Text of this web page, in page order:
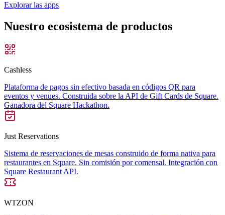
Explorar las apps
Nuestro ecosistema de productos
Cashless
Plataforma de pagos sin efectivo basada en códigos QR para
eventos y venues. Construida sobre la API de Gift Cards de Square.
Ganadora del Square Hackathon.
Just Reservations
Sistema de reservaciones de mesas construido de forma nativa para
restaurantes en Square. Sin comisión por comensal. Integración con
Square Restaurant API.
WTZON